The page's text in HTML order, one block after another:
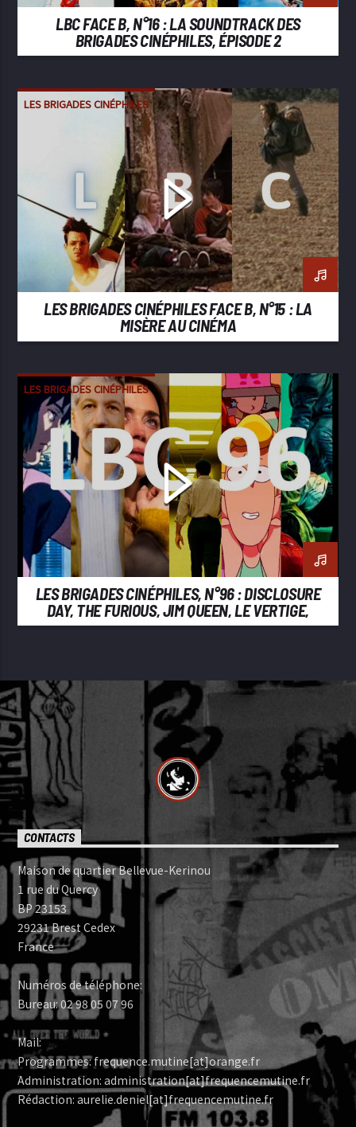
LBC FACE B, N°16 : LA SOUNDTRACK DES
BRIGADES CINÉPHILES, ÉPISODE 2
LES BRIGADES CINÉPHILES
LES BRIGADES CINÉPHILES FACE B, N°15 : LA
MISÈRE AU CINÉMA
LES BRIGADES CINÉPHILES
LES BRIGADES CINÉPHILES, N°96 : DISCLOSURE
DAY, THE FURIOUS, JIM QUEEN, LE VERTIGE,
BACKROOMS, GHOST IN THE SHELL
CONTACTS
Maison de quartier Bellevue-Kerinou
1 rue du Quercy
BP 23153
29231 Brest Cedex
France
Numéros de téléphone:
Bureau: 02 98 05 07 96
Mail:
Programmes: frequence.mutine[at]orange.fr
Administration: administration[at]frequencemutine.fr
Rédaction: aurelie.deniel[at]frequencemutine.fr